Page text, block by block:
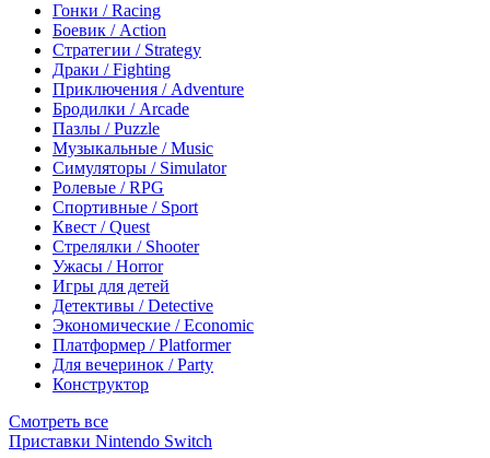
Гонки / Racing
Боевик / Action
Стратегии / Strategy
Драки / Fighting
Приключения / Adventure
Бродилки / Arcade
Пазлы / Puzzle
Музыкальные / Music
Симуляторы / Simulator
Ролевые / RPG
Спортивные / Sport
Квест / Quest
Стрелялки / Shooter
Ужасы / Horror
Игры для детей
Детективы / Detective
Экономические / Economic
Платформер / Platformer
Для вечеринок / Party
Конструктор
Смотреть все
Приставки Nintendo Switch